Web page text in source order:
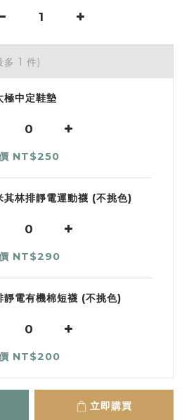
多 1 件)
極中定鞋墊
NT$250
其林排靜電運動襪 (不挑色)
NT$290
靜電有機棉短襪 (不挑色)
NT$200
立即購買